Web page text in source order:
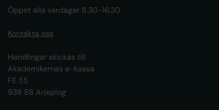
Öppet alla vardagar 8.30-16.30
Kontakta oss
Handlingar skickas till
Akademikernas a-kassa
FE 55
938 88 Arjeplog